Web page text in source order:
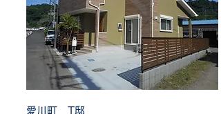
愛川町 T邸